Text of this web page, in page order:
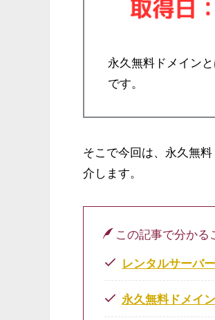
永久無料ドメイン
です。
そこで今回は、永久無
介します。
この記事で分かる
レンタルサーバ
永久無料ドメイ